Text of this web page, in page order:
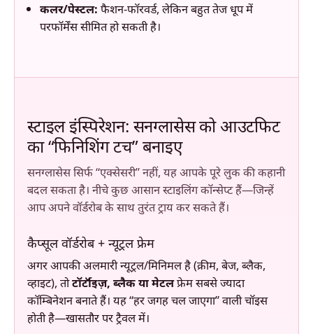
कलर/पेस्टल: फैशन-फॉरवर्ड, लेकिन बहुत तेज धूप में
परफॉर्मेंस सीमित हो सकती है।
स्टाइल इंस्पिरेशन: सनग्लासेस को आउटफिट
का “फिनिशिंग टच” बनाइए
सनग्लासेस सिर्फ “एक्सेसरी” नहीं, यह आपके पूरे लुक की कहानी
बदल सकता है। नीचे कुछ आसान स्टाइलिंग कॉन्सेप्ट हैं—जिन्हें
आप अपने वॉर्डरोब के साथ तुरंत ट्राय कर सकते हैं।
कैप्सूल वॉर्डरोब + न्यूट्रल फ्रेम
अगर आपकी अलमारी न्यूट्रल/मिनिमल है (क्रीम, बेज, ब्लैक,
व्हाइट), तोटॉर्टॉइज़, ब्लैक या मेटलफ्रेम सबसे ज्यादा
कॉम्बिनेशन बनाते हैं। यह “हर जगह चल जाएगा” वाली चॉइस
होती है—खासतौर पर ट्रैवल में।